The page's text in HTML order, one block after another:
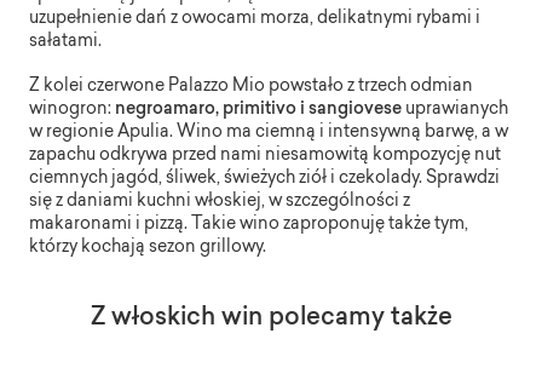
uzupełnienie dań z owocami morza, delikatnymi rybami i
sałatami.
Z kolei czerwone Palazzo Mio powstało z trzech odmian
winogron: negroamaro, primitivo i sangiovese uprawianych
w regionie Apulia. Wino ma ciemną i intensywną barwę, a w
zapachu odkrywa przed nami niesamowitą kompozycję nut
ciemnych jagód, śliwek, świeżych ziół i czekolady. Sprawdzi
się z daniami kuchni włoskiej, w szczególności z
makaronami i pizzą. Takie wino zaproponuję także tym,
którzy kochają sezon grillowy.
Z włoskich win polecamy także